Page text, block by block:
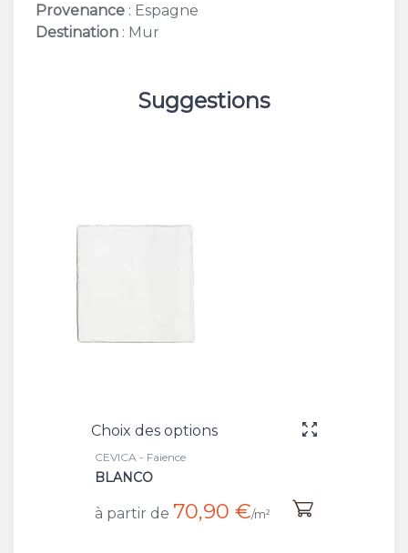
Provenance : Espagne
Destination : Mur
Suggestions
Choix des options
CEVICA - Faience
BLANCO
à partir de 70,90 €/m²